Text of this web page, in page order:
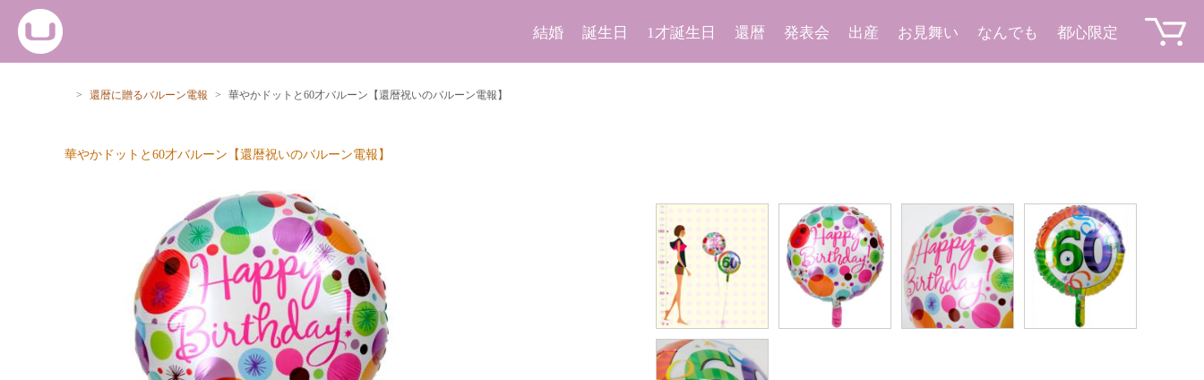
結婚 誕生日 1才誕生日 還暦 発表会 出産 お見舞い なんでも 都心限定
> 還暦に贈るバルーン電報 > 華やかドットと60才バルーン【還暦祝いのバルーン電報】
華やかドットと60才バルーン【還暦祝いのバルーン電報】